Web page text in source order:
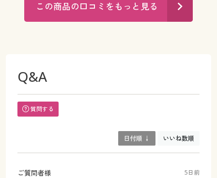
この商品の口コミをもっと見る
Q&A
質問する
日付順 ↓ いいね数順
ご質問者様 5日前